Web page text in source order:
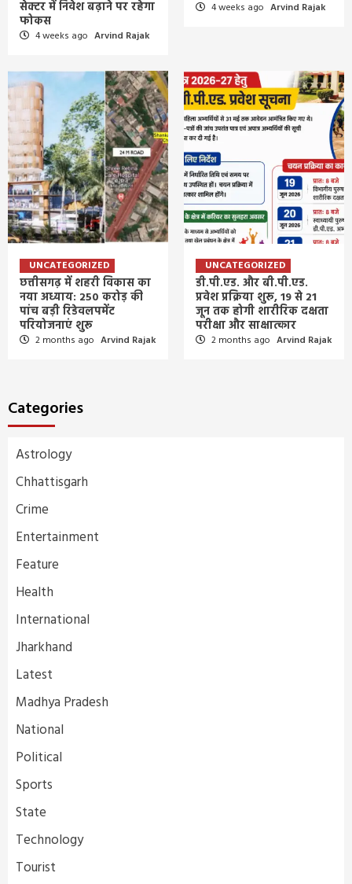
सेक्टर में निवेश बढ़ाने पर रहेगा
फोकस
4 weeks ago Arvind Rajak
4 weeks ago Arvind Rajak
UNCATEGORIZED
छत्तीसगढ़ में शहरी विकास का
नया अध्याय: 250 करोड़ की
पांच बड़ी रिडेवलपमेंट
परियोजनाएं शुरू
2 months ago Arvind Rajak
UNCATEGORIZED
डी.पी.एड. और बी.पी.एड.
प्रवेश प्रक्रिया शुरू, 19 से 21
जून तक होगी शारीरिक दक्षता
परीक्षा और साक्षात्कार
2 months ago Arvind Rajak
Categories
Astrology
Chhattisgarh
Crime
Entertainment
Feature
Health
International
Jharkhand
Latest
Madhya Pradesh
National
Political
Sports
State
Technology
Tourist